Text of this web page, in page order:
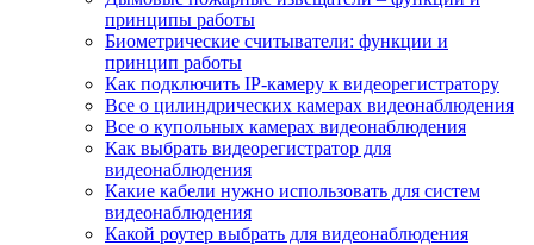
принципы работы
Биометрические считыватели: функции и
принцип работы
Как подключить IP-камеру к видеорегистратору
Все о цилиндрических камерах видеонаблюдения
Все о купольных камерах видеонаблюдения
Как выбрать видеорегистратор для
видеонаблюдения
Какие кабели нужно использовать для систем
видеонаблюдения
Какой роутер выбрать для видеонаблюдения